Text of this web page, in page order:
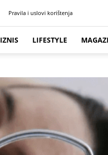
Pravila i uslovi korištenja
LIFESTYLE